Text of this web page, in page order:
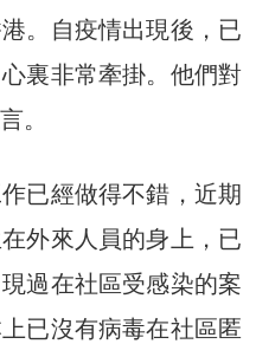
。自疫情出現後，已
裏非常牽掛。他們對
。
已經做得不錯，近期
外來人員的身上，已
過在社區受感染的案
已沒有病毒在社區匿